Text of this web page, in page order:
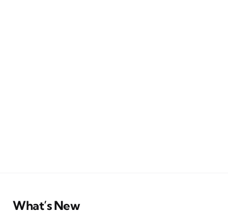
What’s New